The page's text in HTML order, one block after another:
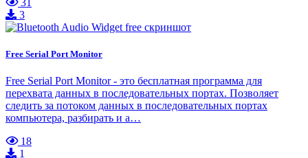
31
3
Free Serial Port Monitor
Free Serial Port Monitor - это бесплатная программа для
перехвата данных в последовательных портах. Позволяет
следить за потоком данных в последовательных портах
компьютера, разбирать и а…
18
1